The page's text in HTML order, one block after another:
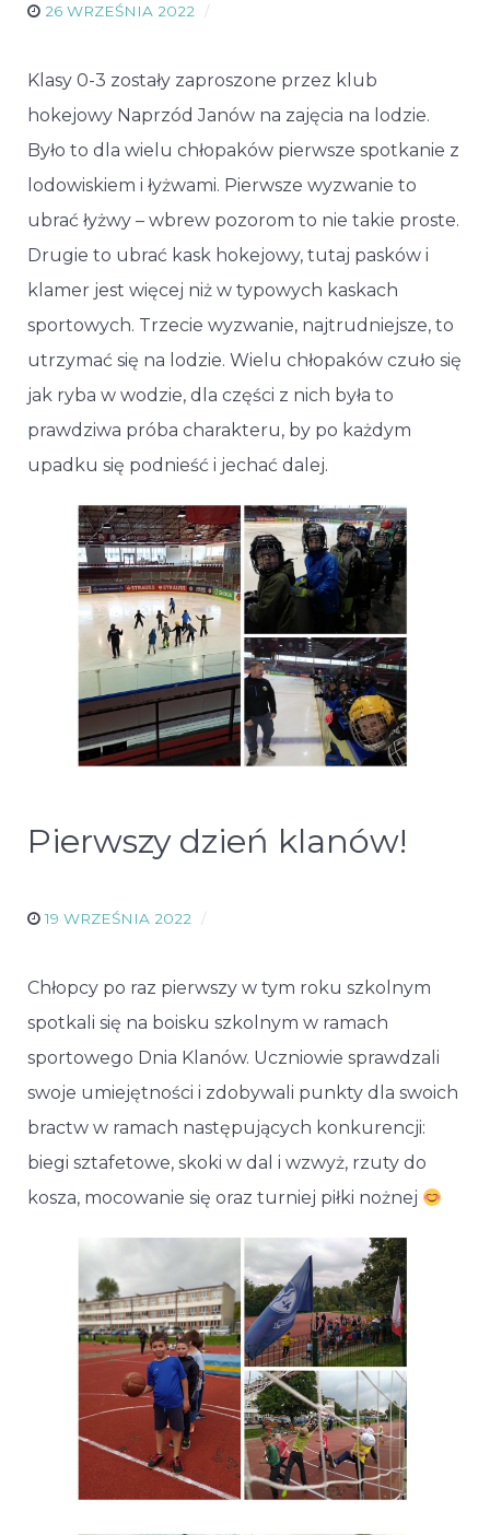
26 WRZEŚNIA 2022
Klasy 0-3 zostały zaproszone przez klub
hokejowy Naprzód Janów na zajęcia na lodzie.
Było to dla wielu chłopaków pierwsze spotkanie z
lodowiskiem i łyżwami. Pierwsze wyzwanie to
ubrać łyżwy – wbrew pozorom to nie takie proste.
Drugie to ubrać kask hokejowy, tutaj pasków i
klamer jest więcej niż w typowych kaskach
sportowych. Trzecie wyzwanie, najtrudniejsze, to
utrzymać się na lodzie. Wielu chłopaków czuło się
jak ryba w wodzie, dla części z nich była to
prawdziwa próba charakteru, by po każdym
upadku się podnieść i jechać dalej.
Pierwszy dzień klanów!
19 WRZEŚNIA 2022
Chłopcy po raz pierwszy w tym roku szkolnym
spotkali się na boisku szkolnym w ramach
sportowego Dnia Klanów. Uczniowie sprawdzali
swoje umiejętności i zdobywali punkty dla swoich
bractw w ramach następujących konkurencji:
biegi sztafetowe, skoki w dal i wzwyż, rzuty do
kosza, mocowanie się oraz turniej piłki nożnej